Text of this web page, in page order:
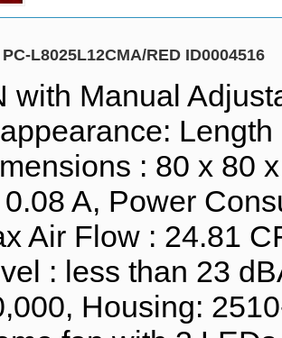
L8025L12CMA/RED ID0004516
with Manual
: 80 x 80
A, Power
Air Flow : 24.81
: less than 23
Housing: